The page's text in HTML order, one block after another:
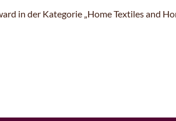
in der Kategorie „Home Textiles and